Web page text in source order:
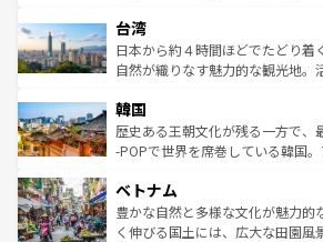
情報は
人々、おいしいローカルフードや
ク、伝統的なフラダンスなど、す
っている。訪れるたびに新しい発
はコンテンツ一覧
リアリーフや大陸中央部にそびえ
ク）、タスマニアの美しい原生林
ど、見どころがたくさん。また、
いる。アクティビティも充実して
ビング、ハイキングなど、アウト
い。オーストラリアの多彩な魅力
参照してほしい。
台湾
日本から約４時間ほどでたどり着
自然が織りなす魅力的な観光地。
ン）、静ひつな山岳地帯である台
と山間の静けさが共存しており、
驚きをもたらしてくれる。また、
容にもいいと評判のスイーツなど
が味わえる。 なお、新着の台湾
照してほしい。
韓国
歴史ある王朝文化が残る一方で、
-POPで世界を席巻している韓国
き、地方に足を延ばせば四季折々
できる。そして、キムチや焼肉、
まで、さまざまな韓国料理が待っ
ベトナム
豊かな自然と多様な文化が魅力的
く伸びる国土には、広大な田園風